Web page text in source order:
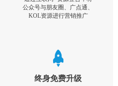
公众号与朋友圈、广点通、
KOL资源进行营销推广
终身免费升级